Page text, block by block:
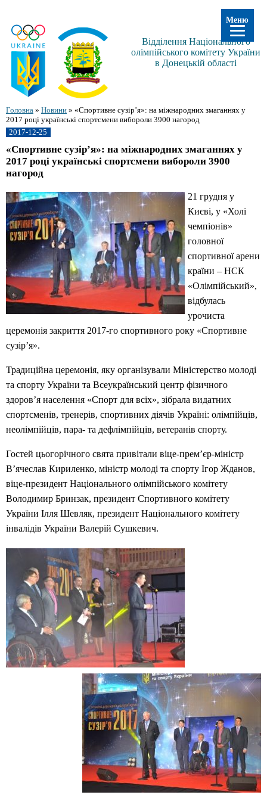
Відділення Національного
олімпійського комітету України
в Донецькій області
Головна » Новини » «Спортивне сузір’я»: на міжнародних змаганнях у
2017 році українські спортсмени вибороли 3900 нагород
2017-12-25
«Спортивне сузір’я»: на міжнародних змаганнях у
2017 році українські спортсмени вибороли 3900
нагород
21 грудня у
Києві, у «Холі
чемпіонів»
головної
спортивної арени
країни – НСК
«Олімпійський»,
відбулась
урочиста
церемонія закриття 2017-го спортивного року «Спортивне
сузір’я».
Традиційна церемонія, яку організували Міністерство молоді
та спорту України та Всеукраїнський центр фізичного
здоров’я населення «Спорт для всіх», зібрала видатних
спортсменів, тренерів, спортивних діячів Україні: олімпійців,
неолімпійців, пара- та дефлімпійців, ветеранів спорту.
Гостей цьогорічного свята привітали віце-прем’єр-міністр
В’ячеслав Кириленко, міністр молоді та спорту Ігор Жданов,
віце-президент Національного олімпійського комітету
Володимир Бринзак, президент Спортивного комітету
України Ілля Шевляк, президент Національного комітету
інвалідів України Валерій Сушкевич.
Меню